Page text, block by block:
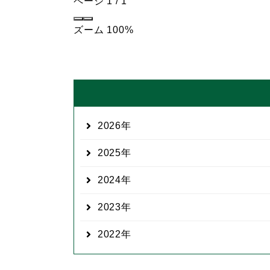
ズーム 100%
2026
2025
2024
2023
2022